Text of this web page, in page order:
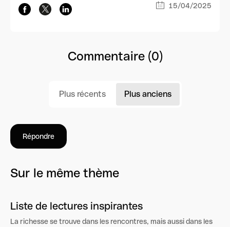
15/04/2025
Commentaire (0)
Plus récents Plus anciens
Répondre
Sur le même thème
Liste de lectures inspirantes
La richesse se trouve dans les rencontres, mais aussi dans les